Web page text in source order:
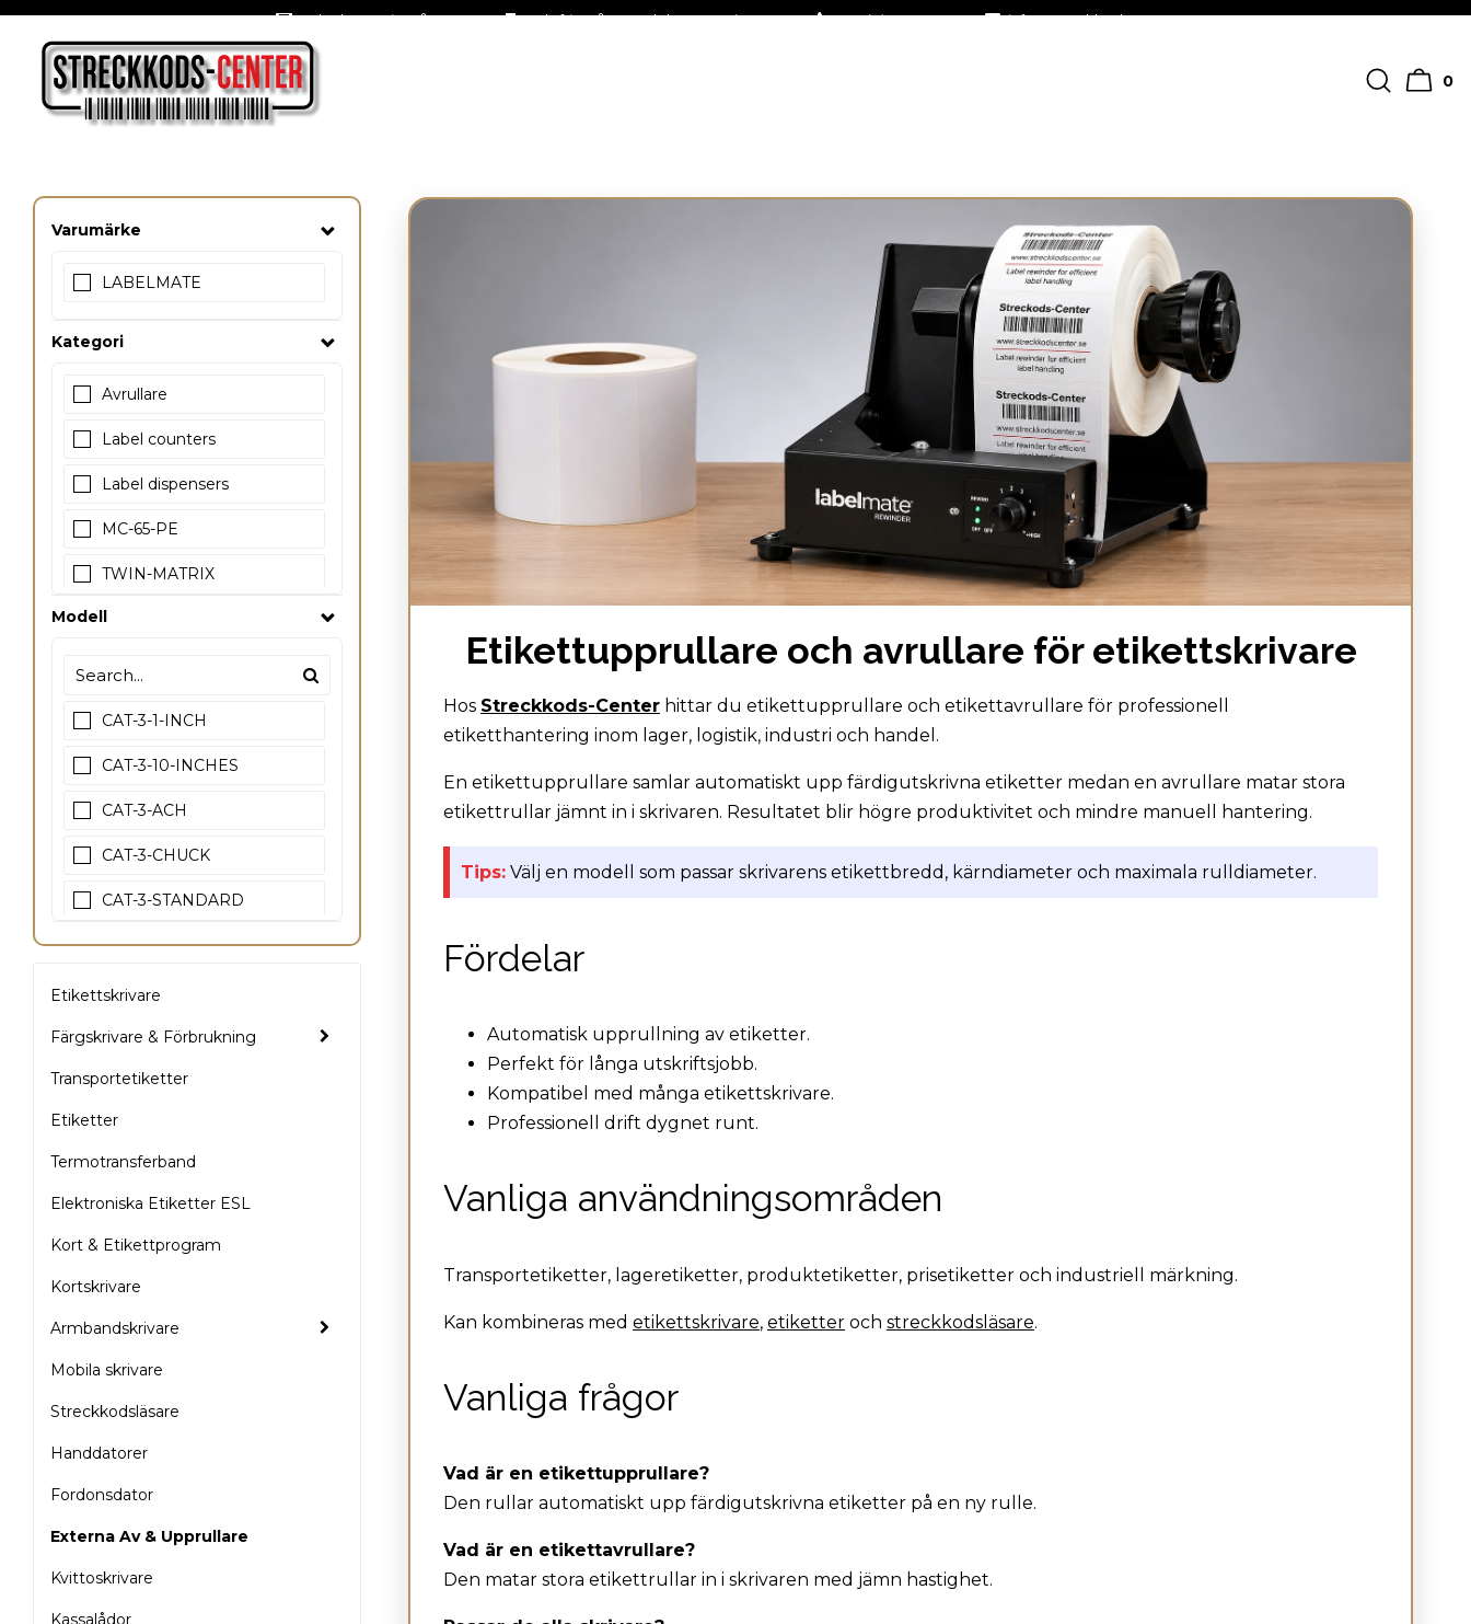
Oslagbara priser året om Fraktfritt på stora delar av sortimentet +46 (0)31-27 42 30 info@streckkodscenter.se
0
Varumärke
LABELMATE
Kategori
Avrullare
Label counters
Label dispensers
MC-65-PE
TWIN-MATRIX
Upprullare
Modell
CAT-3-1-INCH
CAT-3-10-INCHES
CAT-3-ACH
CAT-3-CHUCK
CAT-3-STANDARD
CAT-3-STANDARD with Bail
CAT-40G
DISTRI-ST-RW
LD-115-RS
LD-115-RS-XL
LD-115-U
LD-115-U-XL
LD-165-RS
LD-225-U-XL
MC-10
MC-10+
MC-11
Etikettskrivare
Färgskrivare & Förbrukning
Transportetiketter
Etiketter
Termotransferband
Elektroniska Etiketter ESL
Kort & Etikettprogram
Kortskrivare
Armbandskrivare
Mobila skrivare
Streckkodsläsare
Handdatorer
Fordonsdator
Externa Av & Upprullare
Kvittoskrivare
Kassalådor
Etikettupprullare och avrullare för etikettskrivare
Hos Streckkods-Center hittar du etikettupprullare och etikettavrullare för professionell
etiketthantering inom lager, logistik, industri och handel.
En etikettupprullare samlar automatiskt upp färdigutskrivna etiketter medan en avrullare matar stora
etikettrullar jämnt in i skrivaren. Resultatet blir högre produktivitet och mindre manuell hantering.
Tips: Välj en modell som passar skrivarens etikettbredd, kärndiameter och maximala rulldiameter.
Fördelar
Automatisk upprullning av etiketter.
Perfekt för långa utskriftsjobb.
Kompatibel med många etikettskrivare.
Professionell drift dygnet runt.
Vanliga användningsområden
Transportetiketter, lageretiketter, produktetiketter, prisetiketter och industriell märkning.
Kan kombineras med etikettskrivare, etiketter och streckkodsläsare.
Vanliga frågor
Vad är en etikettupprullare?
Den rullar automatiskt upp färdigutskrivna etiketter på en ny rulle.
Vad är en etikettavrullare?
Den matar stora etikettrullar in i skrivaren med jämn hastighet.